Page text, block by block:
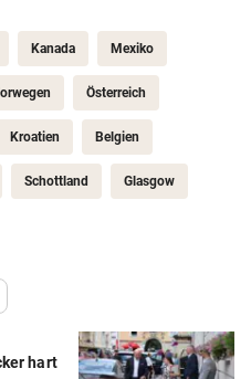
Kanada Mexiko
Österreich
Kroatien Belgien
Schottland Glasgow
hart